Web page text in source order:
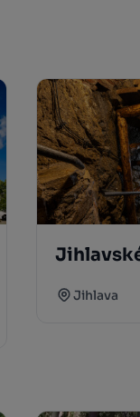
Jihlava